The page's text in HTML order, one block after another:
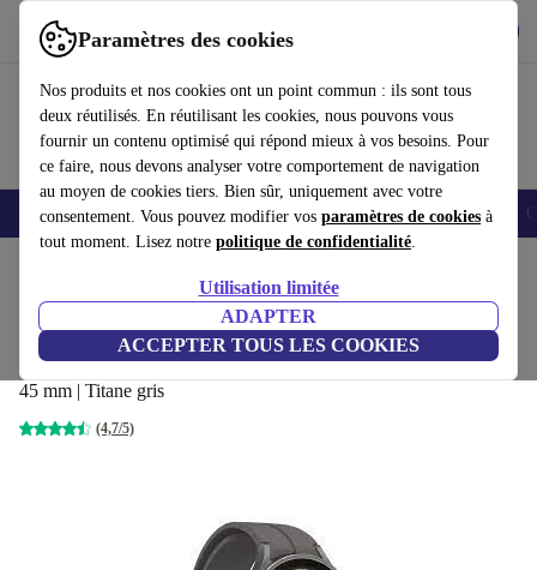
Paramètres des cookies
Nos produits et nos cookies ont un point commun : ils sont tous
deux réutilisés. En réutilisant les cookies, nous pouvons vous
fournir un contenu optimisé qui répond mieux à vos besoins. Pour
ce faire, nous devons analyser votre comportement de navigation
au moyen de cookies tiers. Bien sûr, uniquement avec votre
consentement. Vous pouvez modifier vos paramètres de cookies à
tout moment. Lisez notre politique de confidentialité.
Utilisation limitée
ADAPTER
ACCEPTER TOUS LES COOKIES
Utilisez refurbed rapidement et facilement
Smartphones Laptops Tablettes Montres connectées Accessoires
Samsung Galaxy Watch 5 Pro
(2022)
45 mm | Titane gris
(4,7/5)
155,00 €